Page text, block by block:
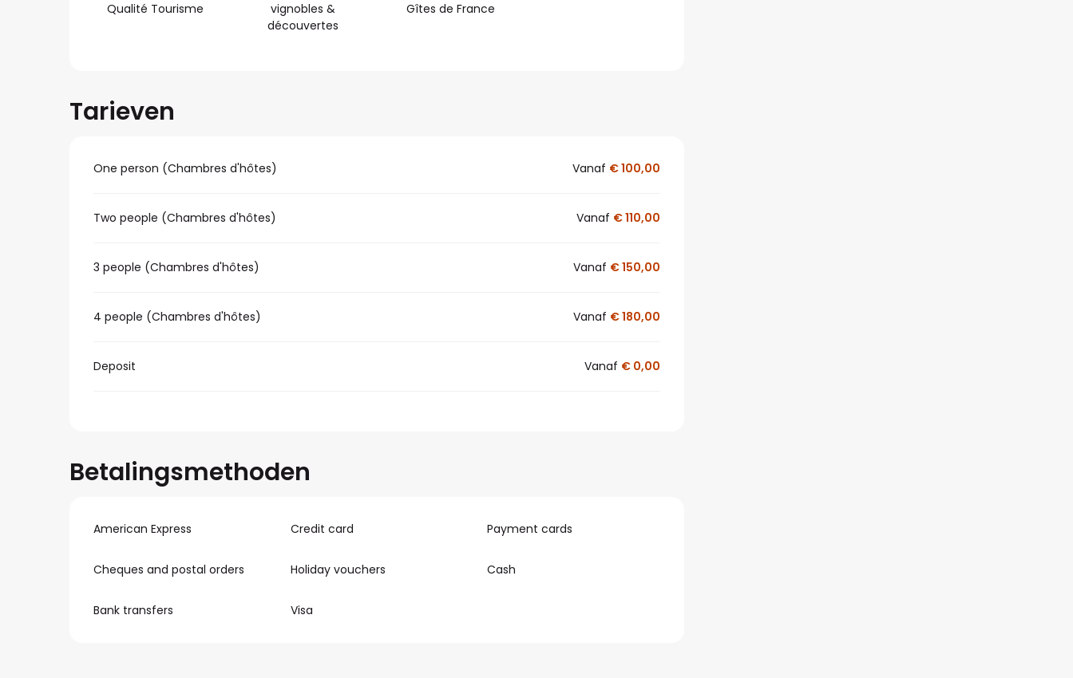
Qualité Tourisme
vignobles &
découvertes
Gîtes de France
Tarieven
One person (Chambres d'hôtes) Vanaf € 100,00
Two people (Chambres d'hôtes) Vanaf € 110,00
3 people (Chambres d'hôtes) Vanaf € 150,00
4 people (Chambres d'hôtes) Vanaf € 180,00
Deposit Vanaf € 0,00
Betalingsmethoden
American Express Credit card Payment cards
Cheques and postal orders Holiday vouchers Cash
Bank transfers Visa